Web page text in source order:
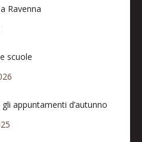
Ravenna
scuole
appuntamenti d’autunno